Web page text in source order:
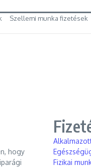
Szellemi munka fizetések
hogy
Fizikai